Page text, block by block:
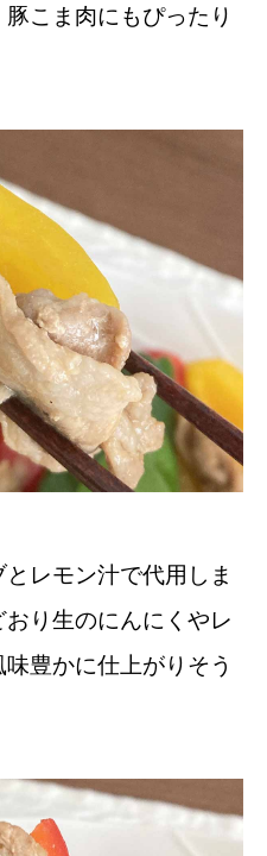
こま肉にもぴったり
レモン汁で代用しま
り生のにんにくやレ
豊かに仕上がりそう